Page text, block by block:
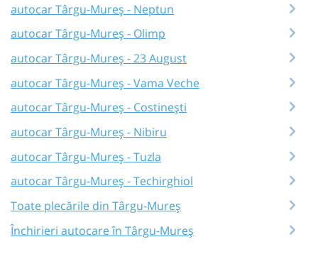
autocar Târgu-Mureș - Neptun
autocar Târgu-Mureș - Olimp
autocar Târgu-Mureș - 23 August
autocar Târgu-Mureș - Vama Veche
autocar Târgu-Mureș - Costinești
autocar Târgu-Mureș - Nibiru
autocar Târgu-Mureș - Tuzla
autocar Târgu-Mureș - Techirghiol
Toate plecările din Târgu-Mureș
Închirieri autocare în Târgu-Mureș